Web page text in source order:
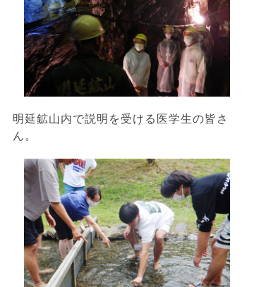
明延鉱山内で説明を受ける医学生の皆さ
ん。